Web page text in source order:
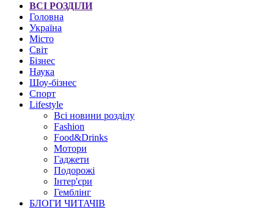
ВСІ РОЗДІЛИ
Головна
Україна
Місто
Світ
Бізнес
Наука
Шоу-бізнес
Спорт
Lifestyle
Всі новини розділу
Fashion
Food&Drinks
Мотори
Гаджети
Подорожі
Інтер'єри
Гемблінг
БЛОГИ ЧИТАЧІВ